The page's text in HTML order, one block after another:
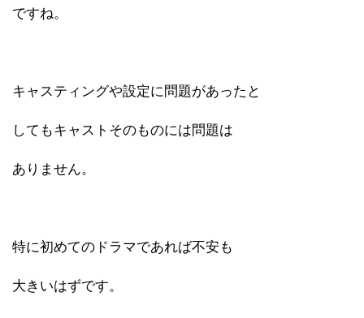
ですね。
キャスティングや設定に問題があったと
してもキャストそのものには問題は
ありません。
特に初めてのドラマであれば不安も
大きいはずです。